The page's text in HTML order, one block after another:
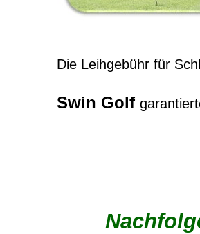
Die Leihgebühr für
Swin Golf